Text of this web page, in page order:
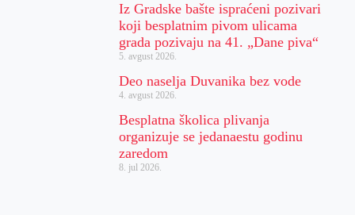
Iz Gradske bašte ispraćeni pozivari
koji besplatnim pivom ulicama
grada pozivaju na 41. „Dane piva“
5. avgust 2026.
Deo naselja Duvanika bez vode
4. avgust 2026.
Besplatna školica plivanja
organizuje se jedanaestu godinu
zaredom
8. jul 2026.